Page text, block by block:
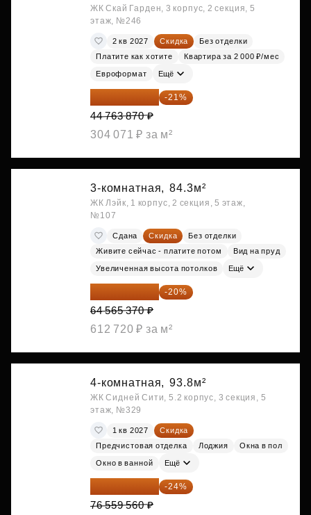
ЖК Скай Гарден, 3 корпус, 2 секция, 5
этаж, №246
2 кв 2027 Скидка
Без отделки
Платите как хотите
Квартира за 2 000 ₽/мес
Евроформат Ещё
35 363 457 ₽ -21%
44 763 870 ₽
304 071 ₽ за м²
3-комнатная, 84.3м²
ЖК Лэйк, 1 корпус, 2 секция, 5 этаж,
№107
Сдана Скидка
Без отделки
Живите сейчас - платите потом
Вид на пруд
Увеличенная высота потолков Ещё
51 652 296 ₽ -20%
64 565 370 ₽
612 720 ₽ за м²
4-комнатная, 93.8м²
ЖК Сидней Сити, 5.2 корпус, 3 секция, 5
этаж, №329
1 кв 2027
Скидка
Предчистовая отделка
Лоджия Окна в пол
Окно в ванной Ещё
58 185 266 ₽ -24%
76 559 560 ₽